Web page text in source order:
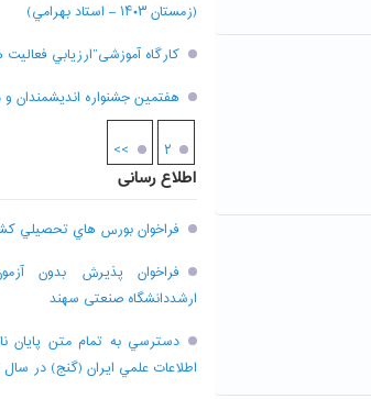
(زمستان ۱۴۰۳ – استاد بهرامي)
کارگاه آموزشی”ارزيابي
هفتمين جشنواره انديشمندان و
۲ >>
اطلاع رسانی
فراخوان بورس هاي تحصيلي
فراخوان پذيرش بدون
ارشددانشگاه صنعتی سهند
دسترسي به تمام متن پايان
اطلاعات علمي ايران (گنج) در سال